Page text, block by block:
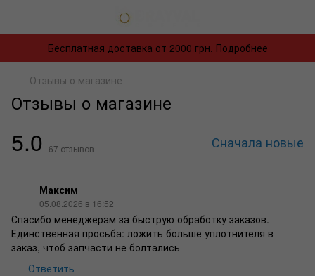
Бесплатная доставка от 2000 грн. Подробнее
Отзывы о магазине
Отзывы о магазине
5.0 67 отзывов Сначала новые
Максим
05.08.2026 в 16:52
Спасибо менеджерам за быструю обработку заказов.
Единственная просьба: ложить больше уплотнителя в
заказ, чтоб запчасти не болтались
Ответить